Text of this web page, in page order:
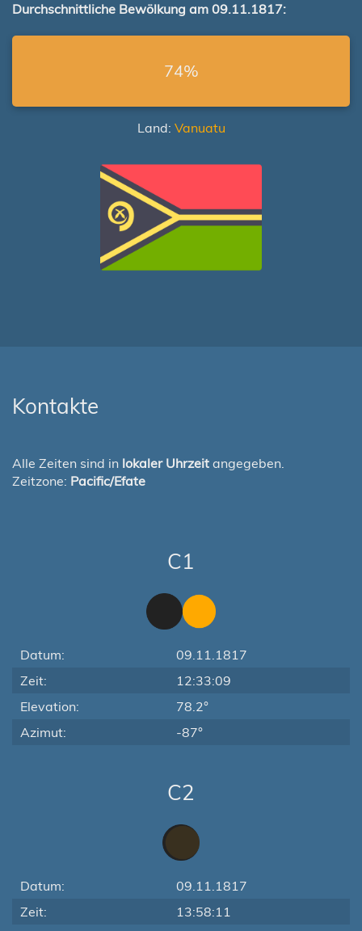
Durchschnittliche Bewölkung am 09.11.1817:
74%
Land: Vanuatu
Kontakte
Alle Zeiten sind in lokaler Uhrzeit angegeben.
Zeitzone: Pacific/Efate
C1
Datum:
09.11.1817
Zeit:
12:33:09
Elevation:
78.2°
Azimut:
-87°
C2
Datum:
09.11.1817
Zeit:
13:58:11